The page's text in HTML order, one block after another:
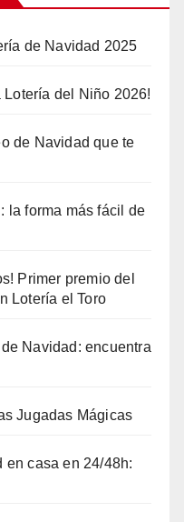
de Navidad 2025
Lotería del Niño 2026!
de Navidad que te
la forma más fácil de
Primer premio del
Lotería el Toro
Navidad: encuentra
Jugadas Mágicas
en casa en 24/48h: